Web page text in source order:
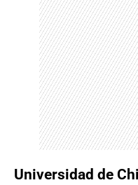
Universidad de